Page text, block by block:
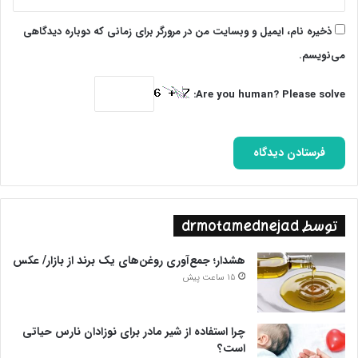
گقتنی است که بر اساس قانون DSA شرکت های فناوری بزرگ مانند
گوگل و متا مسئول محتوای منتشر شده در پلتفرمشان خواهند بود.
علاوه بر این پلتفرم های آنلاین ملزم هستند نحوه عملکرد الگوریتم
های خود را به اشتراک بگذارند.
بر اساس اعلام اتحادیه اروپا قانون های قانون خدمات دیجیتال و بازار
سال ۲۰۲۴ قرار است در تمام کشورهای عضو اتحادیه اروپا اعمال شود،
مالی سالانه شرکت خاطی را در پی خواهد داشت.
پایان پیام/
ذخیره نام، ایمیل و وبسایت من در مرورگر برای زمانی که دوباره دیدگاهی
می‌نویسم.
Are you human? Please solve:
توسط drmotamednejad
هشدار؛ جمع‌آوری روغن‌های یک برند از بازار/ عکس
15 ساعت پیش
چرا استفاده از شیر مادر برای نوزادان نارس حیاتی
است؟